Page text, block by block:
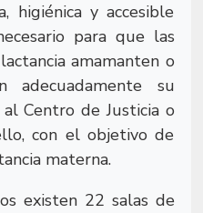
higiénica y accesible
para que las
amamanten o
adecuadamente su
Centro de Justicia o
con el objetivo de
materna.
existen 22 salas de